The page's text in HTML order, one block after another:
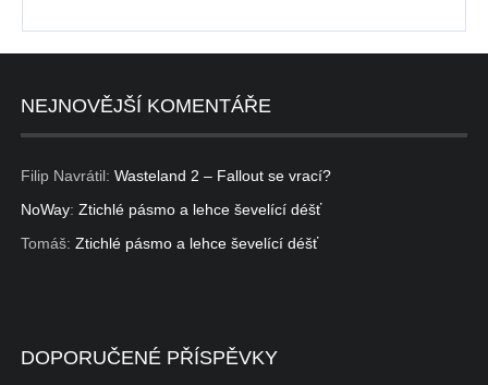
NEJNOVĚJŠÍ KOMENTÁŘE
Filip Navrátil: Wasteland 2 – Fallout se vrací?
NoWay: Ztichlé pásmo a lehce ševelící déšť
Tomáš: Ztichlé pásmo a lehce ševelící déšť
DOPORUČENÉ PŘÍSPĚVKY